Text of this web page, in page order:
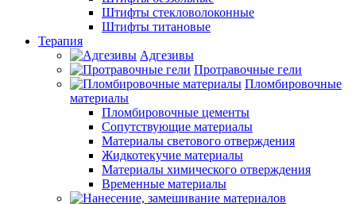
Штифты стекловолоконные
Штифты титановые
Терапия
Адгезивы
Протравочные гели
Пломбировочные
материалы
Пломбировочные цементы
Сопутствующие материалы
Материалы светового отверждения
Жидкотекучие материалы
Материалы химического отверждения
Временные материалы